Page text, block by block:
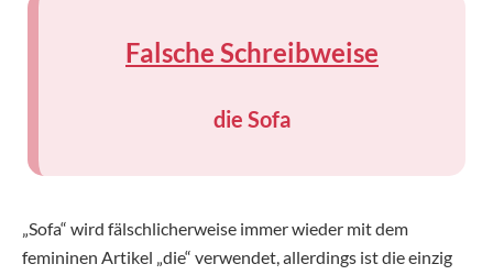
Falsche Schreibweise
die Sofa
„Sofa“ wird fälschlicherweise immer wieder mit dem
femininen Artikel „die“ verwendet, allerdings ist die einzig